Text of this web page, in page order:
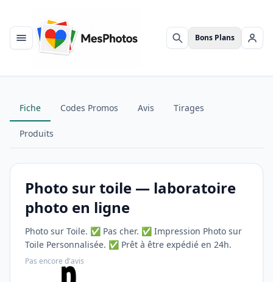
Menu Rechercher
Bons Plans Se
Fiche Codes Promos Avis Tirages
Produits
Photo sur toile — laboratoire
photo en ligne
Photo sur Toile. ✅ Pas cher. ✅ Impression Photo sur
Toile Personnalisée. ✅ Prêt à être expédié en 24h.
Pas encore d'avis